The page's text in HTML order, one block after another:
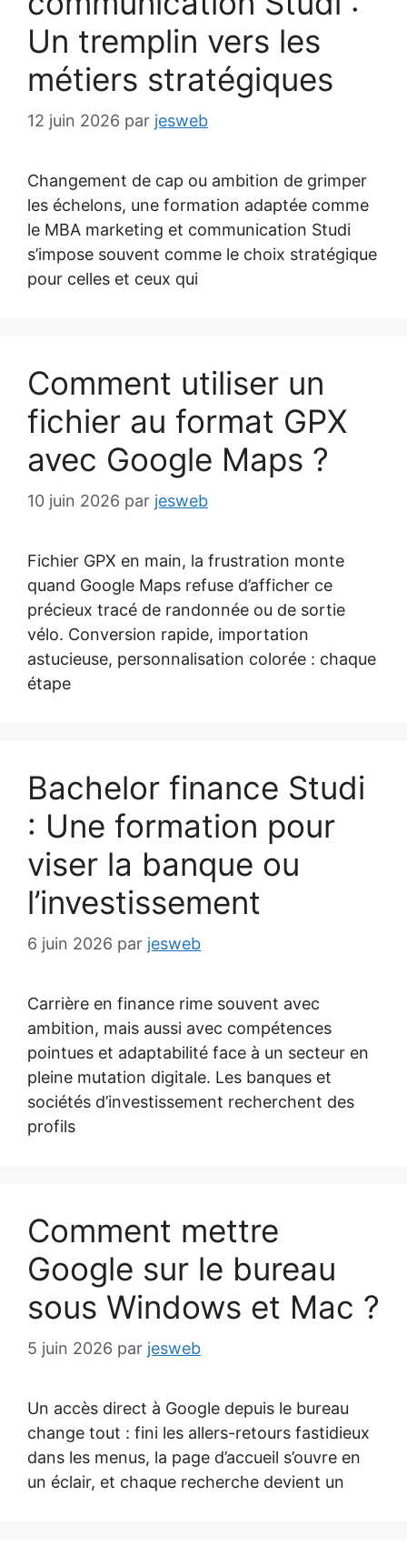
Un tremplin vers les
métiers stratégiques
12 juin 2026 par jesweb
Changement de cap ou ambition de grimper
les échelons, une formation adaptée comme
le MBA marketing et communication Studi
s’impose souvent comme le choix stratégique
pour celles et ceux qui
Comment utiliser un
fichier au format GPX
avec Google Maps ?
10 juin 2026 par jesweb
Fichier GPX en main, la frustration monte
quand Google Maps refuse d’afficher ce
précieux tracé de randonnée ou de sortie
vélo. Conversion rapide, importation
astucieuse, personnalisation colorée : chaque
étape
Bachelor finance Studi
: Une formation pour
viser la banque ou
l’investissement
6 juin 2026 par jesweb
Carrière en finance rime souvent avec
ambition, mais aussi avec compétences
pointues et adaptabilité face à un secteur en
pleine mutation digitale. Les banques et
sociétés d’investissement recherchent des
profils
Comment mettre
Google sur le bureau
sous Windows et Mac ?
5 juin 2026 par jesweb
Un accès direct à Google depuis le bureau
change tout : fini les allers-retours fastidieux
dans les menus, la page d’accueil s’ouvre en
un éclair, et chaque recherche devient un